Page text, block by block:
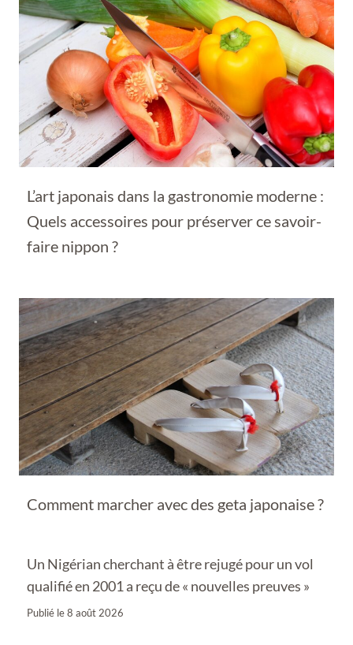
L’art japonais dans la gastronomie moderne :
Quels accessoires pour préserver ce savoir-
faire nippon ?
Comment marcher avec des geta japonaise ?
Un Nigérian cherchant à être rejugé pour un vol
qualifié en 2001 a reçu de « nouvelles preuves »
Publié le8 août 2026